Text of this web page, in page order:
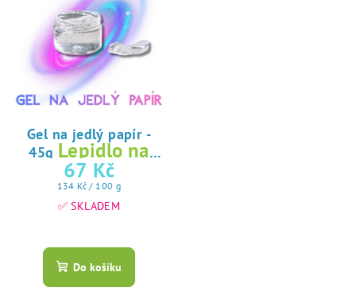
Gel na jedlý papír -
45g Lepidlo na
jedlý papír
67 Kč
Měrná
cena:
134 Kč / 100 g
✅ SKLADEM
hodnocení
produktu
Do košíku